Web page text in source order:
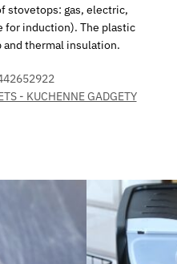
stovetops: gas, electric,
for induction). The plastic
and thermal insulation.
- KUCHENNE GADGETY